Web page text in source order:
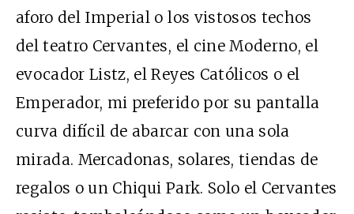
aforo del Imperial o los vistosos techos
del teatro Cervantes, el cine Moderno, el
evocador Listz, el Reyes Católicos o el
Emperador, mi preferido por su pantalla
curva difícil de abarcar con una sola
mirada. Mercadonas, solares, tiendas de
regalos o un Chiqui Park. Solo el Cervantes